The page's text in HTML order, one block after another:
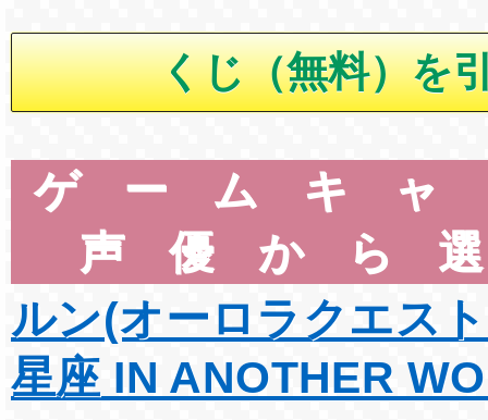
ゲームキ
声優から
ルン(オーロラクエス
星座 IN ANOTHER